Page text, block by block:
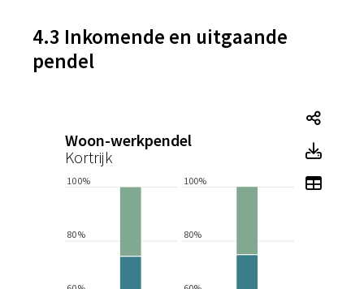
4.3 Inkomende en uitgaande
pendel
Woon-werkpendel
Kortrijk
Toon